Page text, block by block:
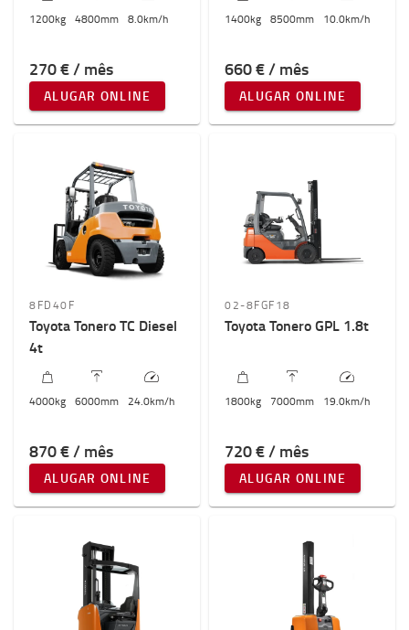
1200kg 4800mm 8.0km/h
270 € / mês
ALUGAR ONLINE
1400kg 8500mm 10.0km/h
660 € / mês
ALUGAR ONLINE
8FD40F
Toyota Tonero TC Diesel
4t
4000kg 6000mm 24.0km/h
870 € / mês
ALUGAR ONLINE
02-8FGF18
Toyota Tonero GPL 1.8t
1800kg 7000mm 19.0km/h
720 € / mês
ALUGAR ONLINE